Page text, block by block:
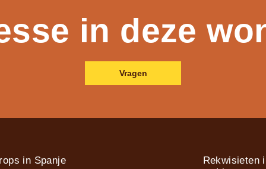
in deze
Vragen
in Spanje
Rekwisieten